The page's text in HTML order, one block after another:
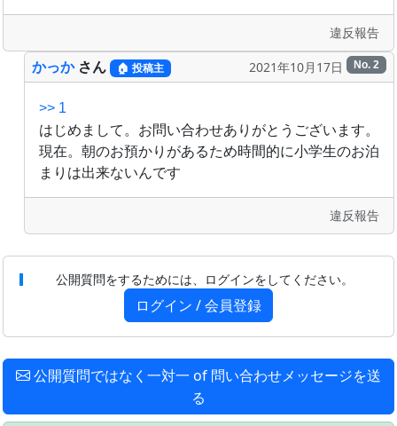
違反報告
No. 2
2021年10月17日
かっか さん 🏠 投稿主
>> 1
はじめまして。お問い合わせありがとうございます。
現在。朝のお預かりがあるため時間的に小学生のお泊
まりは出来ないんです
違反報告
公開質問をするためには、ログインをしてください。
ログイン / 会員登録
公開質問ではなく一対一 of 問い合わせメッセージを送
る